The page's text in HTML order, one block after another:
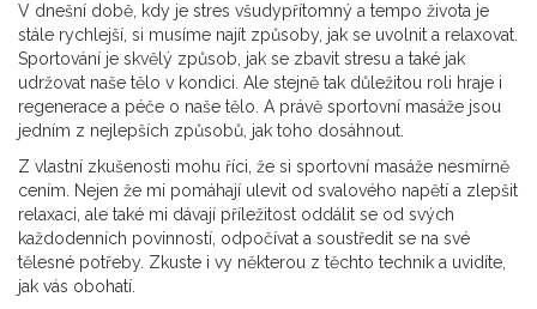
V dnešní době, kdy je stres všudypřítomný a tempo života je
stále rychlejší, si musíme najít způsoby, jak se uvolnit a relaxovat.
Sportování je skvělý způsob, jak se zbavit stresu a také jak
udržovat naše tělo v kondici. Ale stejně tak důležitou roli hraje i
regenerace a péče o naše tělo. A právě sportovní masáže jsou
jedním z nejlepších způsobů, jak toho dosáhnout.
Z vlastní zkušenosti mohu říci, že si sportovní masáže nesmírně
cením. Nejen že mi pomáhají ulevit od svalového napětí a zlepšit
relaxaci, ale také mi dávají příležitost oddálit se od svých
každodenních povinností, odpočívat a soustředit se na své
tělesné potřeby. Zkuste i vy některou z těchto technik a uvidíte,
jak vás obohatí.